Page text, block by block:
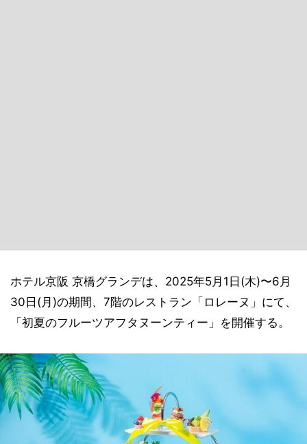
ホテル京阪 京橋グランデは、2025年5月1日(木)〜6月
30日(月)の期間、7階のレストラン「ロレーヌ」にて、
「初夏のフルーツアフタヌーンティー」を開催する。